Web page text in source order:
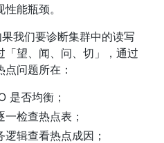
能瓶颈。
我们要诊断集群中的读写
望、闻、问、切」，通过
问题所在：
是否均衡；
检查热点表；
辑查看热点成因；